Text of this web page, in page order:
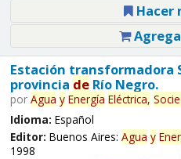
Hacer
Estación transformadora
provincia deRío Negro.
por Agua y Energía Eléctrica,
Idioma: Español
Editor: Buenos Aires: Agua y
1998